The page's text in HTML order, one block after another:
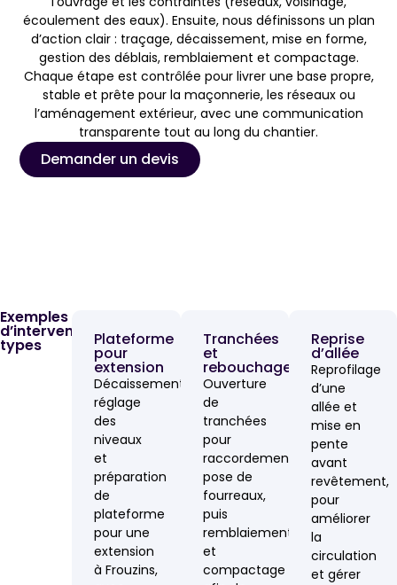
écoulement des eaux). Ensuite, nous définissons un plan
d’action clair : traçage, décaissement, mise en forme,
gestion des déblais, remblaiement et compactage.
Chaque étape est contrôlée pour livrer une base propre,
stable et prête pour la maçonnerie, les réseaux ou
l’aménagement extérieur, avec une communication
transparente tout au long du chantier.
Demander un devis
Exemples
d’interventions
types Plateforme
pour
extension
Décaissement,
réglage
des
niveaux
et
préparation
de
plateforme
pour une
extension
à Frouzins,
Tranchées
et
rebouchage
Ouverture
de
tranchées
pour
raccordements,
pose de
fourreaux,
puis
remblaiement
et
compactage
Reprise
d’allée
Reprofilage
d’une
allée et
mise en
pente
avant
revêtement,
pour
améliorer
la
circulation
et gérer